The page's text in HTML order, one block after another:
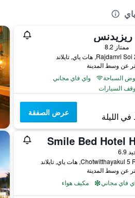
ممتاز 8.2
السباحة
واي فاي مجاني
السيارات
الليلة عرض الصفقة
Smile Bed Hotel
6.9
فاي مجاني
مكيف هواء